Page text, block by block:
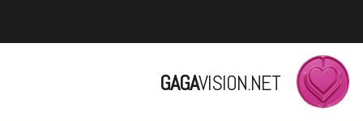
GAGAVISION.NET